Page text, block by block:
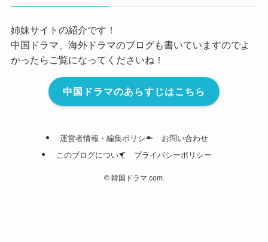
姉妹サイトの紹介です！
中国ドラマ、海外ドラマのブログも書いていますのでよ
かったらご覧になってくださいね！
中国ドラマのあらすじはこちら
運営者情報・編集ポリシー
お問い合わせ
このブログについて
プライバシーポリシー
©韓国ドラマ.com.